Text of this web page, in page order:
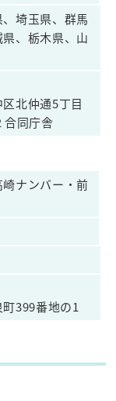
埼玉県、群馬
、栃木県、山
北仲通5丁目
同庁舎
ナンバー・前
399番地の1